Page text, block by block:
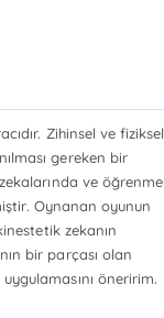
Zihinsel ve fiziksel
gereken bir
ve öğrenme
Oynanan oyunun
zekanın
bir parçası olan
öneririm.